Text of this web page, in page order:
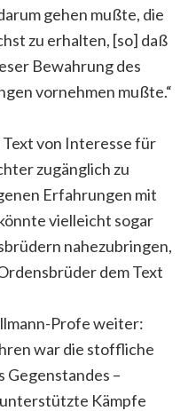
gehen mußte, die
zu erhalten, [so] daß
Bewahrung des
vornehmen mußte.“
Text von Interesse für
zugänglich zu
Erfahrungen mit
vielleicht sogar
nahezubringen,
dem Text
Profe weiter:
war die stoffliche
Gegenstandes –
Kämpfe